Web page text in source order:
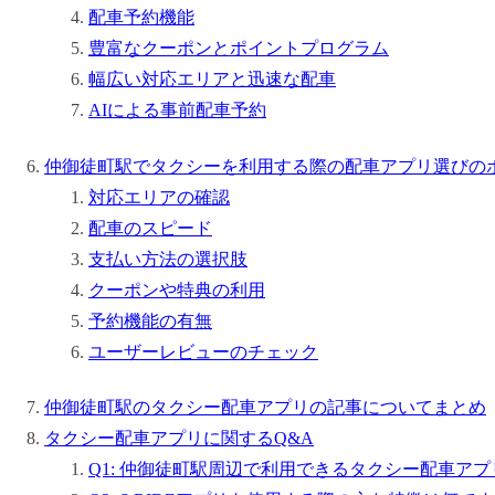
配車予約機能
豊富なクーポンとポイントプログラム
幅広い対応エリアと迅速な配車
AIによる事前配車予約
仲御徒町駅でタクシーを利用する際の配車アプリ選びの
対応エリアの確認
配車のスピード
支払い方法の選択肢
クーポンや特典の利用
予約機能の有無
ユーザーレビューのチェック
仲御徒町駅のタクシー配車アプリの記事についてまとめ
タクシー配車アプリに関するQ&A
Q1: 仲御徒町駅周辺で利用できるタクシー配車アプ